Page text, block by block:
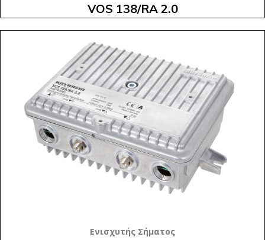
VOS 138/RA 2.0
Ενισχυτής Σήματος